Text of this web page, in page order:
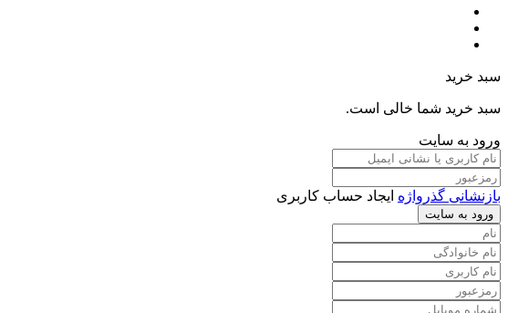
سبد خرید
سبد خرید شما خالی است.
ورود به سایت
بازنشانی گذرواژه ایجاد حساب کاربری
ورود به سایت